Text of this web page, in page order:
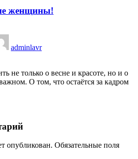
женщины!
adminlavr
не только о весне и красоте, но и о
О том, что остаётся за кадром
опубликован. Обязательные поля